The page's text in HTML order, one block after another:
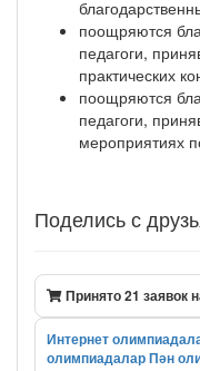
поощряются
педагоги,
практических
поощряются
педагоги,
мероприятиях
Поделись с
Принято 21 заявок
Интернет
олимпиадаларПән